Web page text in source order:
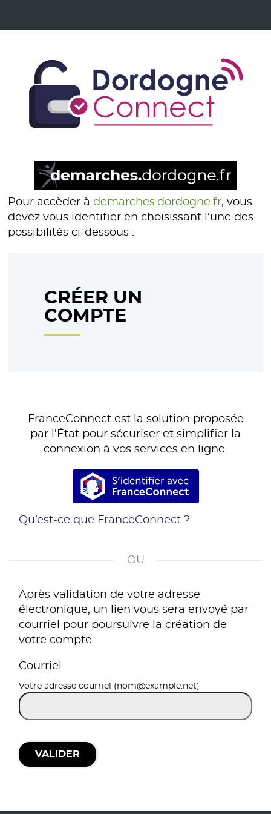
Pour accèder à demarches.dordogne.fr, vous
devez vous identifier en choisissant l’une des
possibilités ci-dessous :
CRÉER UN
COMPTE
FranceConnect est la solution proposée
par l’État pour sécuriser et simplifier la
connexion à vos services en ligne.
S’identifier avec
Qu’est-ce que FranceConnect ?
Après validation de votre adresse
électronique, un lien vous sera envoyé par
courriel pour poursuivre la création de
votre compte.
Courriel
Votre adresse courriel (nom@example.net)
VALIDER